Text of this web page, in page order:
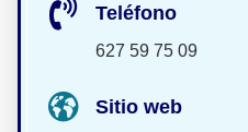
Teléfono
627 59 75 09
Sitio web